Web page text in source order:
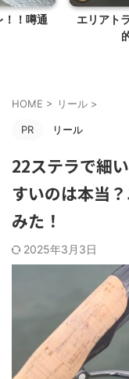
方！本格
マグナム
HOME > リール >
PR リール
22ステラで細
すいのは本当
みた！
2025年3月3日